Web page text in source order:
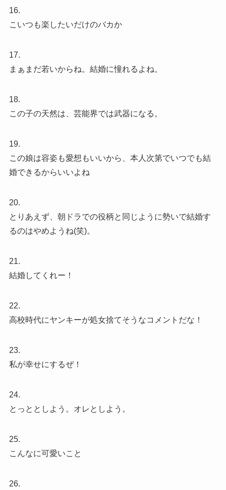
16.
こいつも楽したいだけのバカか
17.
まぁまだ若いからね。結婚に憧れるよね。
18.
この子の天然は、芸能界では武器になる。
19.
この娘は容姿も愛想もいいから、本人次第でいつでも結
婚できるからいいよね
20.
とりあえず、朝ドラでの役柄と同じように勢いで結婚す
るのはやめようね(笑)。
21.
結婚してくれー！
22.
高校時代にヤンキーが処女捨てそうなコメントだな！
23.
私が幸せにするぜ！
24.
とっととしよう。オレとしよう。
25.
こんなに可愛いこと
26.